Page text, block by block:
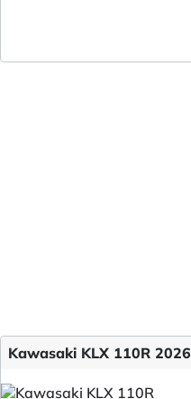
Kawasaki KLX 110R 2026